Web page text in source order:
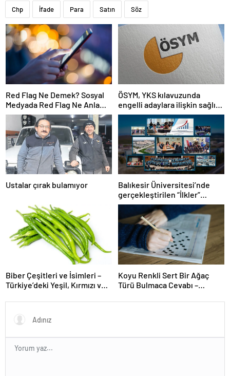
Chp İfade Para Satın Söz
Red Flag Ne Demek? Sosyal
Medyada Red Flag Ne Anlama
Gelir?
ÖSYM, YKS kılavuzunda
engelli adaylara ilişkin sağlık
şartlarını güncelledi
Ustalar çırak bulamıyor
Balıkesir Üniversitesi’nde
gerçekleştirilen “İlkler”
üniversitenin geleceğini
şekillendiriyor
Biber Çeşitleri ve İsimleri –
Türkiye’deki Yeşil, Kırmızı ve
Koyu Renkli Sert Bir Ağaç
Türü Bulmaca Cevabı –
Bir Ağaç Türü